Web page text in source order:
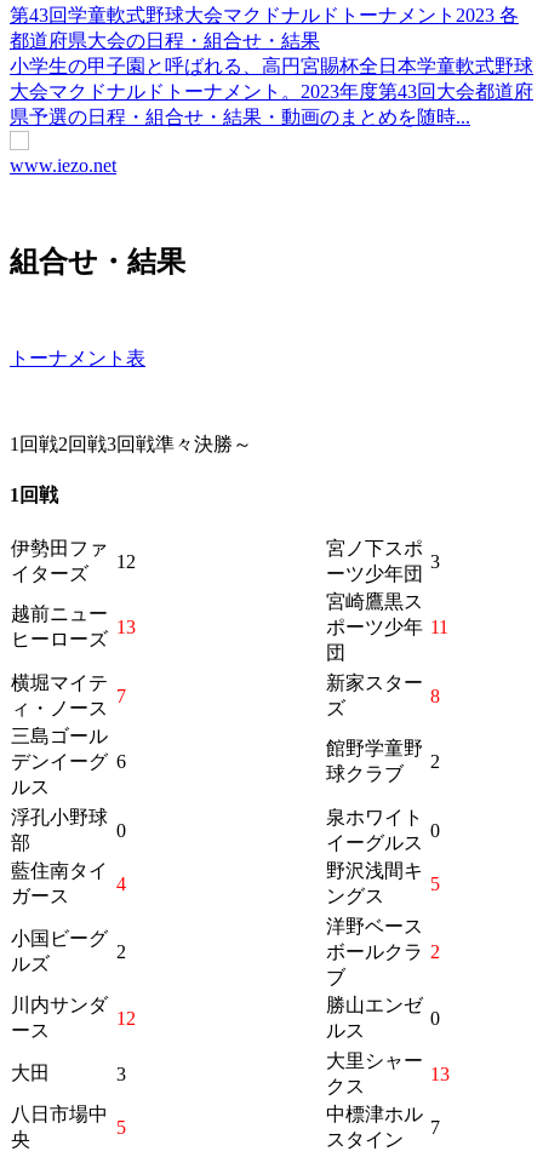
第43回学童軟式野球大会マクドナルドトーナメント2023 各
都道府県大会の日程・組合せ・結果
小学生の甲子園と呼ばれる、高円宮賜杯全日本学童軟式野球
大会マクドナルドトーナメント。2023年度第43回大会都道府
県予選の日程・組合せ・結果・動画のまとめを随時...
www.iezo.net
組合せ・結果
トーナメント表
1回戦2回戦3回戦準々決勝～
1回戦
伊勢田ファ
イターズ
12
宮ノ下スポ
ーツ少年団
3
越前ニュー
ヒーローズ
13
宮崎鷹黒ス
ポーツ少年
団
11
横堀マイテ
ィ・ノース
7
新家スター
ズ
8
三島ゴール
デンイーグ
ルス
6
館野学童野
球クラブ
2
浮孔小野球
部
0
泉ホワイト
イーグルス
0
藍住南タイ
ガース
4
野沢浅間キ
ングス
5
小国ビーグ
ルズ
2
洋野ベース
ボールクラ
ブ
2
川内サンダ
ース
12
勝山エンゼ
ルス
0
大田 3
大里シャー
クス
13
八日市場中
央
5
中標津ホル
スタイン
7